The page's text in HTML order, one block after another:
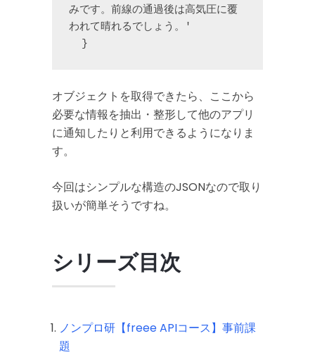
みです。前線の通過後は高気圧に覆
われて晴れるでしょう。'
  }
オブジェクトを取得できたら、ここから
必要な情報を抽出・整形して他のアプリ
に通知したりと利用できるようになりま
す。
今回はシンプルな構造のJSONなので取り
扱いが簡単そうですね。
シリーズ目次
ノンプロ研【freee APIコース】事前課
題